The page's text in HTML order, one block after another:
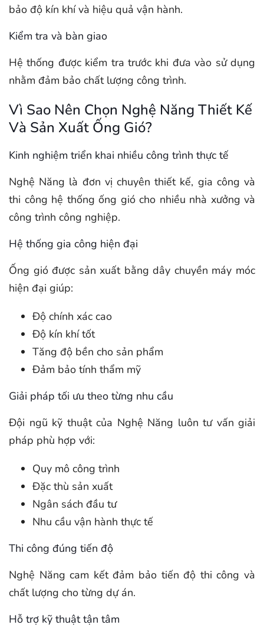
bảo độ kín khí và hiệu quả vận hành.
Kiểm tra và bàn giao
Hệ thống được kiểm tra trước khi đưa vào sử dụng
nhằm đảm bảo chất lượng công trình.
Vì Sao Nên Chọn Nghệ Năng Thiết Kế
Và Sản Xuất Ống Gió?
Kinh nghiệm triển khai nhiều công trình thực tế
Nghệ Năng là đơn vị chuyên thiết kế, gia công và
thi công hệ thống ống gió cho nhiều nhà xưởng và
công trình công nghiệp.
Hệ thống gia công hiện đại
Ống gió được sản xuất bằng dây chuyền máy móc
hiện đại giúp:
Độ chính xác cao
Độ kín khí tốt
Tăng độ bền cho sản phẩm
Đảm bảo tính thẩm mỹ
Giải pháp tối ưu theo từng nhu cầu
Đội ngũ kỹ thuật của Nghệ Năng luôn tư vấn giải
pháp phù hợp với:
Quy mô công trình
Đặc thù sản xuất
Ngân sách đầu tư
Nhu cầu vận hành thực tế
Thi công đúng tiến độ
Nghệ Năng cam kết đảm bảo tiến độ thi công và
chất lượng cho từng dự án.
Hỗ trợ kỹ thuật tận tâm